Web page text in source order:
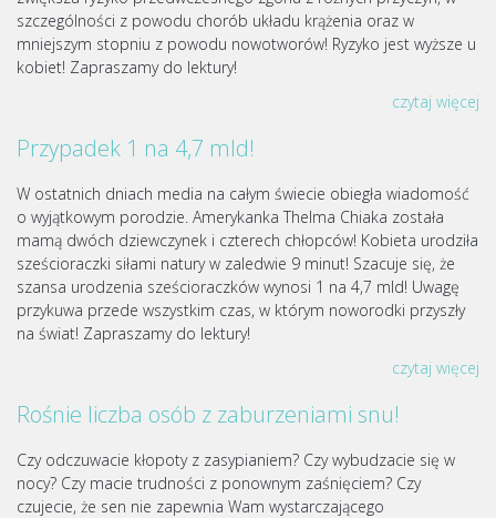
szczególności z powodu chorób układu krążenia oraz w
mniejszym stopniu z powodu nowotworów! Ryzyko jest wyższe u
kobiet! Zapraszamy do lektury!
czytaj więcej
Przypadek 1 na 4,7 mld!
W ostatnich dniach media na całym świecie obiegła wiadomość
o wyjątkowym porodzie. Amerykanka Thelma Chiaka została
mamą dwóch dziewczynek i czterech chłopców! Kobieta urodziła
sześcioraczki siłami natury w zaledwie 9 minut! Szacuje się, że
szansa urodzenia sześcioraczków wynosi 1 na 4,7 mld! Uwagę
przykuwa przede wszystkim czas, w którym noworodki przyszły
na świat! Zapraszamy do lektury!
czytaj więcej
Rośnie liczba osób z zaburzeniami snu!
Czy odczuwacie kłopoty z zasypianiem? Czy wybudzacie się w
nocy? Czy macie trudności z ponownym zaśnięciem? Czy
czujecie, że sen nie zapewnia Wam wystarczającego